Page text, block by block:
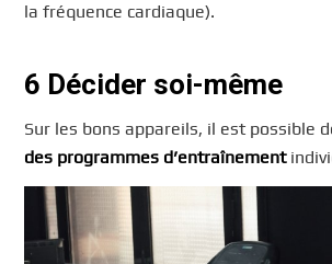
la fréquence cardiaque).
6 Décider soi-même
Sur les bons appareils, il est possible
des programmes d’entraînement